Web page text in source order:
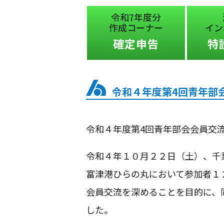
令和7年度分
作成コーナー
確定申告
イ
特
令和４年度第4回青年部
令和４年度第4回青年部会会員交
令和４年１０月２２日（土）、
富津港ひらの丸において参加者
会員交流を深めることを目的に
した。